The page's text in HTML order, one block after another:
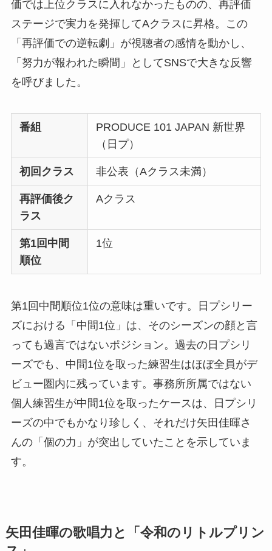
価では上位クラスに入れなかったものの、再評価
ステージで実力を発揮してAクラスに昇格。この
「再評価での逆転劇」が視聴者の感情を動かし、
「努力が報われた瞬間」としてSNSで大きな反響
を呼びました。
番組
PRODUCE 101 JAPAN 新世界
（日プ）
初回クラス 非公表（Aクラス未満）
再評価後ク
ラス
Aクラス
第1回中間
順位
1位
第1回中間順位1位の意味は重いです。日プシリー
ズにおける「中間1位」は、そのシーズンの顔と言
っても過言ではないポジション。過去の日プシリ
ーズでも、中間1位を取った練習生はほぼ全員がデ
ビュー圏内に残っています。事務所所属ではない
個人練習生が中間1位を取ったケースは、日プシリ
ーズの中でもかなり珍しく、それだけ矢田佳暉さ
んの「個の力」が突出していたことを示していま
す。
矢田佳暉の歌唱力と「令和のリトルプリン